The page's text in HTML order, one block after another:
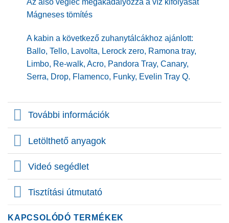
Az alsó végléc megakadályozza a víz kifolyását
Mágneses tömítés
A kabin a következő zuhanytálcákhoz ajánlott:
Ballo, Tello, Lavolta, Lerock zero, Ramona tray,
Limbo, Re-walk, Acro, Pandora Tray, Canary,
Serra, Drop, Flamenco, Funky, Evelin Tray Q.
További információk
Letölthető anyagok
Videó segédlet
Tisztítási útmutató
KAPCSOLÓDÓ TERMÉKEK